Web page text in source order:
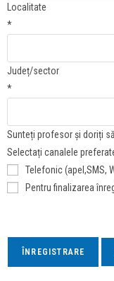
Localitate
*
Județ/sector
*
Sunteți profesor și doriți
Selectați canalele
Telefonic (apel,SMS,
Pentru finalizarea